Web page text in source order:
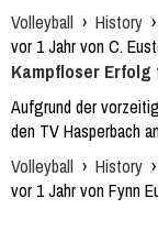
Volleyball › History ›
vor 1 Jahr von C.
Kampfloser Erfolg
Aufgrund der
den TV Hasperbach
Volleyball › History ›
vor 1 Jahr von Fynn